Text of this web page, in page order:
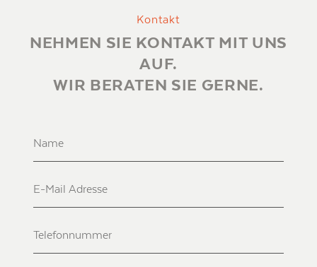
Kontakt
NEHMEN SIE KONTAKT MIT UNS
AUF.
WIR BERATEN SIE GERNE.